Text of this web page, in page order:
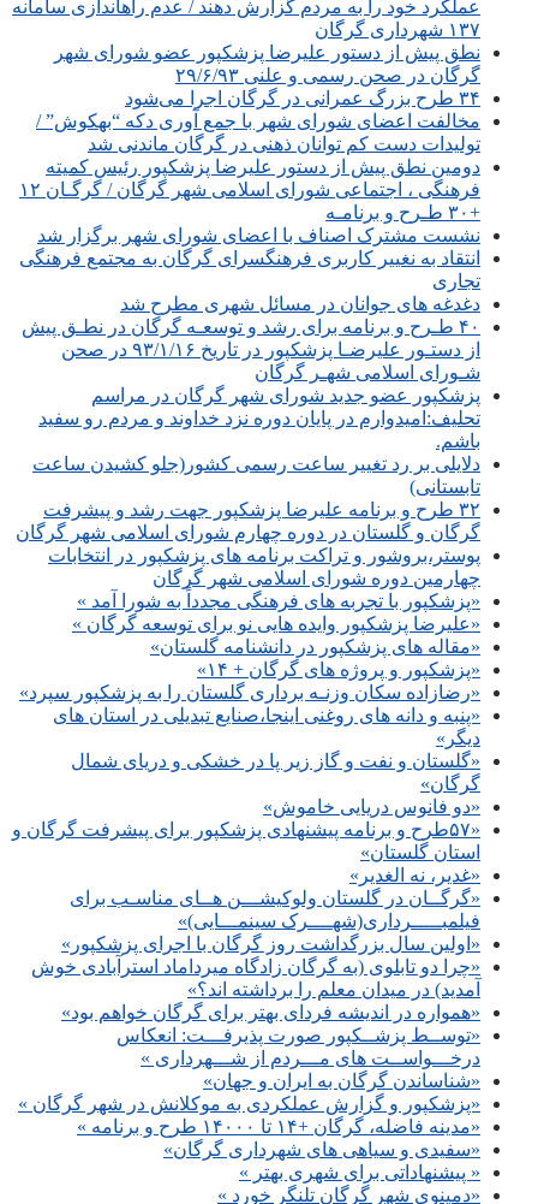
عملکرد خود را به مردم گزارش دهند / عدم راه‎اندازی سامانه
۱۳۷ شهرداری گرگان
نطق پیش از دستور علیرضا پزشکپور عضو شورای شهر
گرگان در صحن رسمی و علنی ۲۹/۶/۹۳
۳۴ طرح بزرگ عمرانی در گرگان اجرا می‌شود
مخالفت اعضای شورای شهر با جمع آوری دکه “بهکوش” /
تولیدات دست کم توانان ذهنی در گرگان ماندنی شد
دومین نطق پیش از دستور علیرضا پزشکپور رئیس کمیته
فرهنگی ، اجتماعی شورای اسلامی شهر گرگان / گرگـان ۱۲
+۳۰ طـرح و برنامـه
نشست مشترک اصناف با اعضای شورای شهر برگزار شد
انتقاد به نغییر کاربری فرهنگسرای گرگان به مجتمع فرهنگی
تجاری
دغدغه های جوانان در مسائل شهری مطرح شد
۴۰ طـرح و برنامه برای رشد و توسعـه گرگان در نطـق پیش
از دستـور علیرضـا پزشکپور در تاریخ ۹۳/۱/۱۶ در صحن
شـورای اسلامی شهـر گرگان
پزشکپور عضو جدید شورای شهر گرگان در مراسم
تحلیف:امیدوارم در پایان دوره نزد خداوند و مردم رو سفید
باشم.
دلایلی بر رد تغییر ساعت رسمی کشور(جلو کشیدن ساعت
تابستانی)
۳۲ طرح و برنامه علیرضا پزشکپور جهت رشد و پیشرفت
گرگان و گلستان در دوره چهارم شورای اسلامی شهر گرگان
پوستر،بروشور و تراکت برنامه های پزشکپور در انتخابات
چهارمین دوره شورای اسلامی شهر گرگان
«پزشکپور با تجربه های فرهنگی مجدداً به شورا آمد »
«علیرضا پزشکپور وایده هایی نو برای توسعه گرگان »
«مقاله های پزشکپور در دانشنامه گلستان»
«پزشکپور و پروژه های گرگان + ۱۴»
«رضازاده سکان وزنـه برداری گلستان را به پزشکپور سپرد»
«پنبه و دانه های روغنی اینجا،صنایع تبدیلی در استان های
دیگر»
«گلستان و نفت و گاز زیر پا در خشکی و دریای شمال
گرگان»
«دو فانوس دریایی خاموش»
«۵۷طرح و برنامه پیشنهادی پزشکپور برای پیشرفت گرگان و
استان گلستان»
«غدیر، نه الغدیر»
«گرگــان در گلستان ولوکیشـــن هــای مناسـب برای
فیلمبـــــرداری(شهــــرک سینمـــایی)»
«اولین سال بزرگداشت روز گرگان با اجرای پزشکپور»
«چرا دو تابلوی (به گرگان زادگاه میرداماد استرآبادی خوش
آمدید) در میدان معلم را برداشته اند؟»
«همواره در اندیشه فردای بهتر برای گرگان خواهم بود»
«توســط پزشــکپور صورت پذیرفـــت: انعکاس
درخـــواســت های مـــردم از شـــهرداری »
«شناساندن گرگان به ایران و جهان»
«پزشکپور و گزارش عملکردی به موکلانش در شهر گرگان »
«مدینه فاضله، گرگان +۱۴ تا ۱۴۰۰۰ طرح و برنامه »
«سفیدی و سیاهی های شهرداری گرگان»
« پیشنهاداتی برای شهری بهتر »
«دمینوی شهر گرگان تلنگر خورد »